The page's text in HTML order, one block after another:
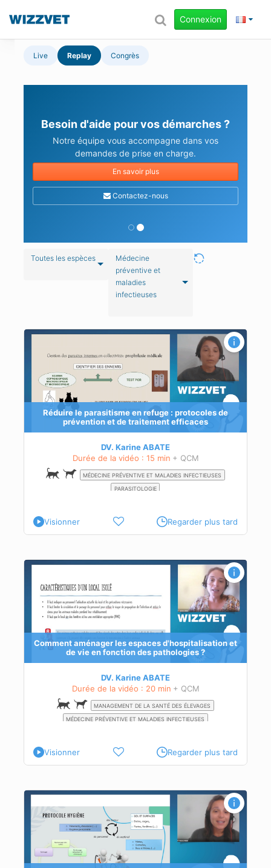
Connexion
Live Replay Congrès
Besoin d'aide pour vos démarches ?
Notre équipe vous accompagne dans vos
demandes de prise en charge.
En savoir plus
Contactez-nous
Toutes les espèces
Médecine
préventive et
maladies
infectieuses
Réduire le parasitisme en refuge : protocoles de
prévention et de traitement efficaces
DV. Karine ABATE
Durée de la vidéo : 15 min + QCM
MÉDECINE PRÉVENTIVE ET MALADIES INFECTIEUSES
PARASITOLOGIE
Visionner Regarder plus tard
Comment aménager les espaces d'hospitalisation et
de vie en fonction des pathologies ?
DV. Karine ABATE
Durée de la vidéo : 20 min + QCM
MANAGEMENT DE LA SANTÉ DES ÉLEVAGES
MÉDECINE PRÉVENTIVE ET MALADIES INFECTIEUSES
Visionner Regarder plus tard